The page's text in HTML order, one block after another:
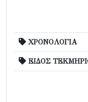
ΧΡΟΝΟΛΟΓΙΑ
ΕΙΔΟΣ